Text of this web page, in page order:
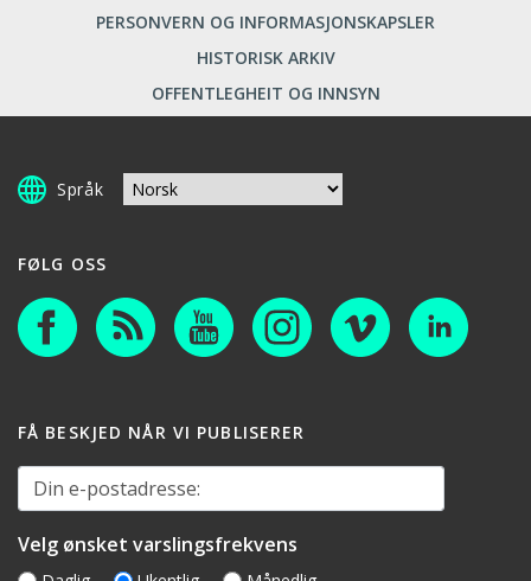
PERSONVERN OG INFORMASJONSKAPSLER
HISTORISK ARKIV
OFFENTLEGHEIT OG INNSYN
Språk
FØLG OSS
FÅ BESKJED NÅR VI PUBLISERER
Din e-postadresse:
Velg ønsket varslingsfrekvens